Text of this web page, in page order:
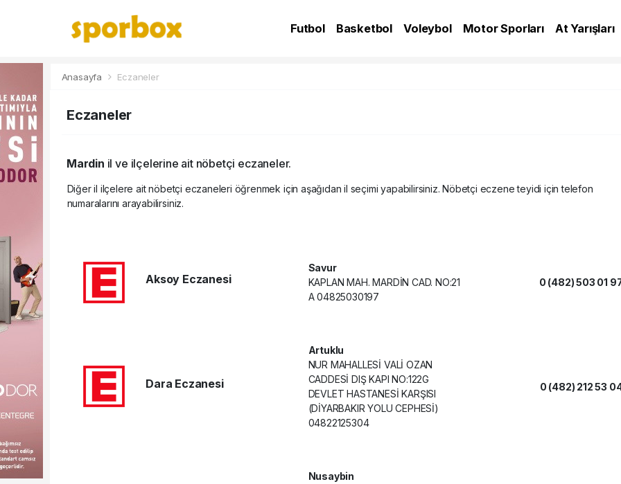
Futbol Basketbol Voleybol Motor Sporları
At Yarışları
Anasayfa Eczaneler
Eczaneler
Mardin il ve ilçelerine ait nöbetçi eczaneler.
Diğer il ilçelere ait nöbetçi eczaneleri öğrenmek için aşağıdan il seçimi yapabilirsiniz. Nöbetçi eczene teyidi için telefon
numaralarını arayabilirsiniz.
Aksoy Eczanesi
Savur
KAPLAN MAH. MARDİN CAD. NO:21
A 04825030197
0 (482) 503 01
Dara Eczanesi
Artuklu
NUR MAHALLESİ VALİ OZAN
CADDESİ DIŞ KAPI NO:122G
DEVLET HASTANESİ KARŞISI
(DİYARBAKIR YOLU CEPHESİ)
04822125304
0 (482) 212 53
Nusaybin